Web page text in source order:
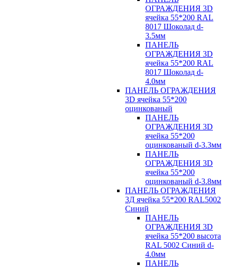
ОГРАЖДЕНИЯ 3D
ячейка 55*200 RAL
8017 Шоколад d-
3.5мм
ПАНЕЛЬ
ОГРАЖДЕНИЯ 3D
ячейка 55*200 RAL
8017 Шоколад d-
4.0мм
ПАНЕЛЬ ОГРАЖДЕНИЯ
3D ячейка 55*200
оцинкованый
ПАНЕЛЬ
ОГРАЖДЕНИЯ 3D
ячейка 55*200
оцинкованый d-3.3мм
ПАНЕЛЬ
ОГРАЖДЕНИЯ 3D
ячейка 55*200
оцинкованый d-3.8мм
ПАНЕЛЬ ОГРАЖДЕНИЯ
3Д ячейка 55*200 RAL5002
Синий
ПАНЕЛЬ
ОГРАЖДЕНИЯ 3D
ячейка 55*200 высота
RAL 5002 Синий d-
4.0мм
ПАНЕЛЬ